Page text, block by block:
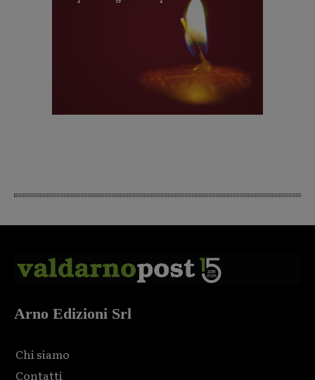
Arno Edizioni Srl
Chi siamo
Contatti